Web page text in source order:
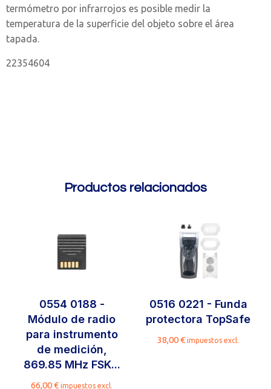
termómetro por infrarrojos es posible medir la
temperatura de la superficie del objeto sobre el área
tapada.
22354604
Productos relacionados
0554 0188 -
Módulo de radio
para instrumento
de medición,
869.85 MHz FSK...
66,00€ impuestos excl.
0516 0221 - Funda
protectora TopSafe
38,00€ impuestos excl.